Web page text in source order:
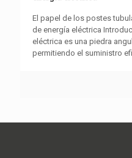
El papel de los postes
de energía eléctrica
eléctrica es una piedra
permitiendo el suministro